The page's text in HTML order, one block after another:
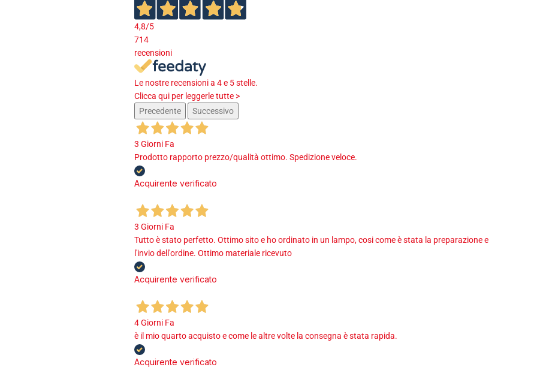
4,8/5
714
recensioni
Le nostre recensioni a 4 e 5 stelle.
Clicca qui per leggerle tutte >
Precedente
Successivo
3 Giorni Fa
Prodotto rapporto prezzo/qualità ottimo. Spedizione veloce.
Acquirente verificato
3 Giorni Fa
Tutto è stato perfetto. Ottimo sito e ho ordinato in un lampo, cosi come è stata la preparazione e
l'invio dell'ordine. Ottimo materiale ricevuto
Acquirente verificato
4 Giorni Fa
è il mio quarto acquisto e come le altre volte la consegna è stata rapida.
Acquirente verificato